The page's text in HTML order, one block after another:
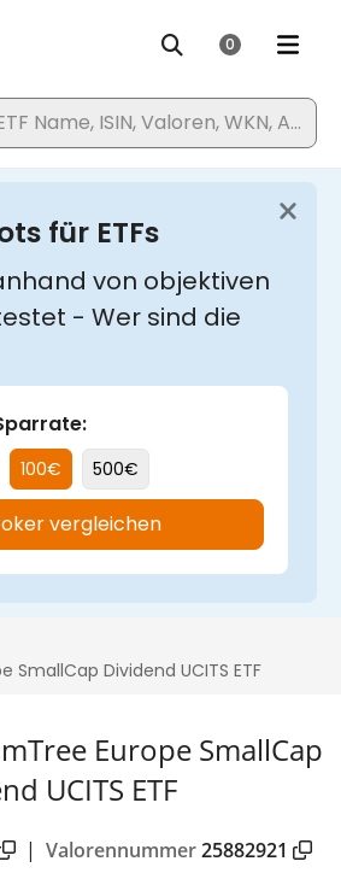
Europe SmallCap
UCITS ETF
| Valorennummer25882921